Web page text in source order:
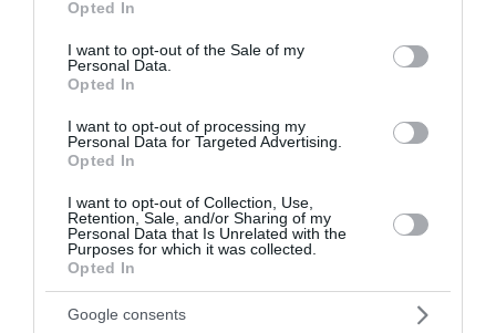
use your data for below specified purposes in below Google
consent section.
Opted In
I want to opt-out of the Sale of my
Personal Data.
Opted In
I want to opt-out of processing my
Personal Data for Targeted Advertising.
Opted In
I want to opt-out of Collection, Use,
Retention, Sale, and/or Sharing of my
Personal Data that Is Unrelated with the
Purposes for which it was collected.
Opted In
Google consents
Βόρεια Καρολίνα: Τρεις νεκροί και ένας
τραυματίας μετά από πυροβολισμούς
Συναγερμός σήμανε στην οδό Brooks Road στο Prospect
Hills της Βόρειας Καρολίνας, καθώς τουλάχιστον τρία